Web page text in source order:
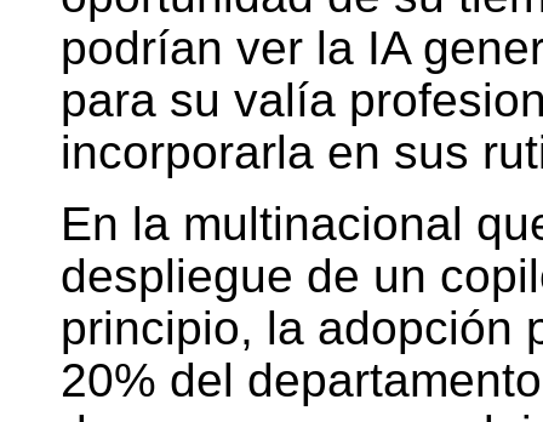
podrían ver la IA
para su valía
incorporarla en sus
En la multinacional
despliegue de un
principio, la adopción
20% del